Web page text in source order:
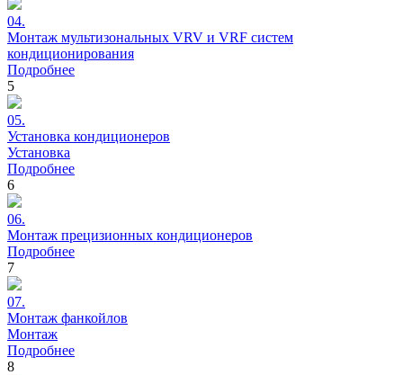
04.
Монтаж мультизональных VRV и VRF систем
кондиционирования
Подробнее
5
05.
Установка кондиционеров
Установка
Подробнее
6
06.
Монтаж прецизионных кондиционеров
Подробнее
7
07.
Монтаж фанкойлов
Монтаж
Подробнее
8